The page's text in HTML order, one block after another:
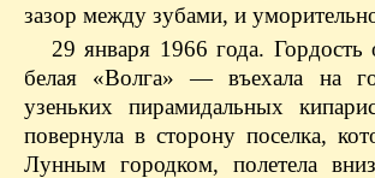
зазор между зубами, и
29 января 1966 года. Гордость
белая «Волга» — въехала на
узеньких пирамидальных
повернула в сторону поселка,
Лунным городком, полетела